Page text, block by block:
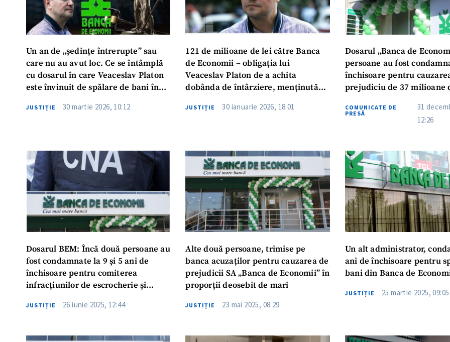
Un an de „ședințe întrerupte” sau
care nu au avut loc. Ce se întâmplă
cu dosarul în care Veaceslav Platon
este învinuit de spălare de bani în
JUSTIȚIE 30 martie 2026, 10:12
121 de milioane de lei către Banca
de Economii – obligația lui
Veaceslav Platon de a achita
dobânda de întârziere, menținută
JUSTIȚIE 30 ianuarie 2026, 18:01
Dosarul „Banca de
persoane au fost
închisoare pentru
prejudiciu de 37 milioane
COMUNICATE DE
PRESĂ
31
12:26
Dosarul BEM: Încă două persoane au
fost condamnate la 9 și 5 ani de
închisoare pentru comiterea
infracțiunilor de escrocherie și
JUSTIȚIE 26 iunie 2025, 12:44
Alte două persoane, trimise pe
banca acuzaților pentru cauzarea de
prejudicii SA „Banca de Economii” în
proporții deosebit de mari
JUSTIȚIE 23 mai 2025, 08:29
Un alt administrator,
ani de închisoare pentru
bani din Banca de
JUSTIȚIE 25 martie 2025, 09:05